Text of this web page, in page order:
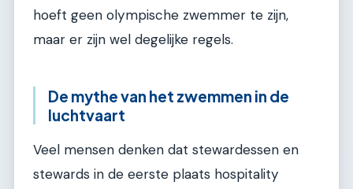
hoeft geen olympische zwemmer te zijn,
maar er zijn wel degelijke regels.
De mythe van het zwemmen in de
luchtvaart
Veel mensen denken dat stewardessen en
stewards in de eerste plaats hospitality